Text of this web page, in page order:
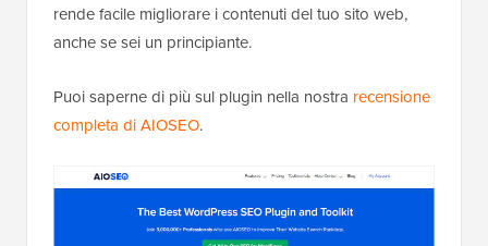
rende facile migliorare i contenuti del tuo sito web,
anche se sei un principiante.
Puoi saperne di più sul plugin nella nostra recensione
completa di AIOSEO.